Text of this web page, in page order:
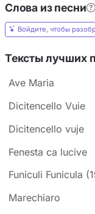
Слова из песни
Войдите, чтобы
Тексты лучших
Ave Maria
Dicitencello Vuie
Dicitencello vuje
Fenesta ca lucive
Funiculi Funicula
Marechiaro